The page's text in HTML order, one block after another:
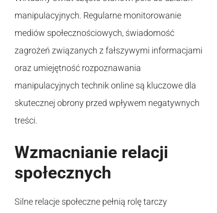
manipulacyjnych. Regularne monitorowanie
mediów społecznościowych, świadomość
zagrożeń związanych z fałszywymi informacjami
oraz umiejętność rozpoznawania
manipulacyjnych technik online są kluczowe dla
skutecznej obrony przed wpływem negatywnych
treści.
Wzmacnianie relacji
społecznych
Silne relacje społeczne pełnią rolę tarczy